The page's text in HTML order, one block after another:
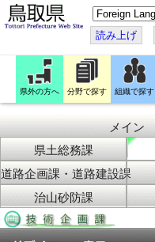
こ
の
ペ
ー
ジ
翻
訳
す
読み上げ
県外の方へ 分野で探す 組織で探す
メイン
県土総務課
道路企画課・道路建設課
治山砂防課